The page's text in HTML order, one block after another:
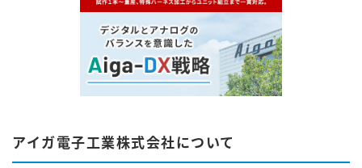
アイガ電子工業株式会社について